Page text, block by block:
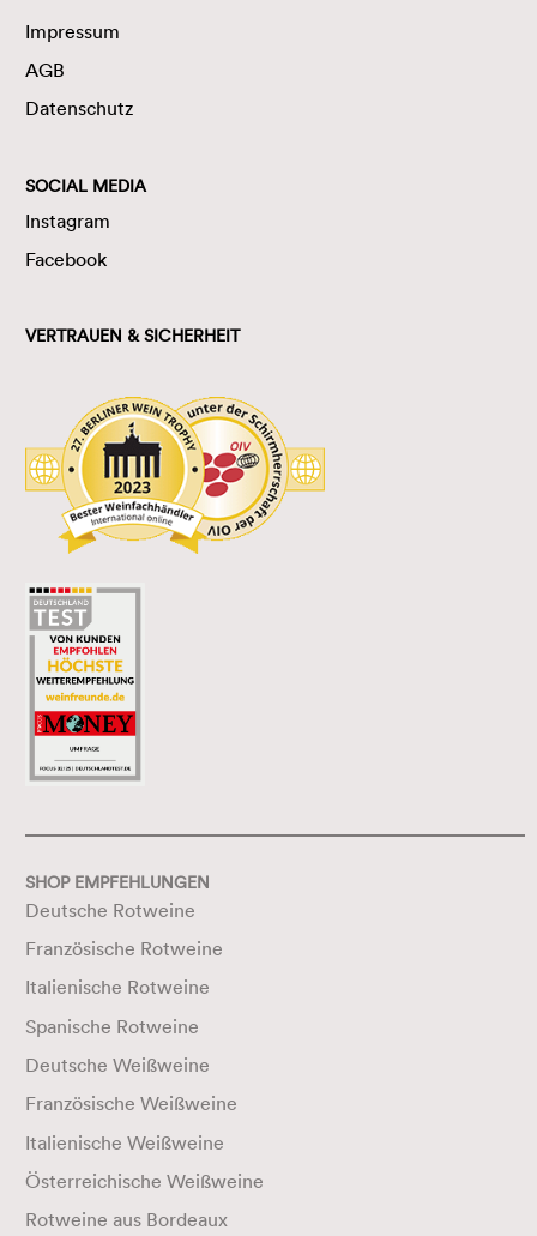
Impressum
AGB
Datenschutz
SOCIAL MEDIA
Instagram
Facebook
VERTRAUEN & SICHERHEIT
SHOP EMPFEHLUNGEN
Deutsche Rotweine
Französische Rotweine
Italienische Rotweine
Spanische Rotweine
Deutsche Weißweine
Französische Weißweine
Italienische Weißweine
Österreichische Weißweine
Rotweine aus Bordeaux